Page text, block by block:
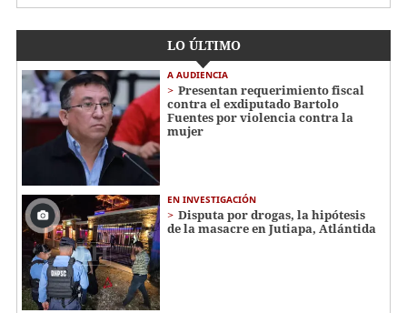
LO ÚLTIMO
A AUDIENCIA
Presentan requerimiento fiscal
contra el exdiputado Bartolo
Fuentes por violencia contra la
mujer
EN INVESTIGACIÓN
Disputa por drogas, la hipótesis
de la masacre en Jutiapa, Atlántida